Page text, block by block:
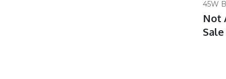
45W
Not
Sale